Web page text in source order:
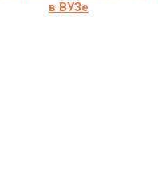
в ВУЗе